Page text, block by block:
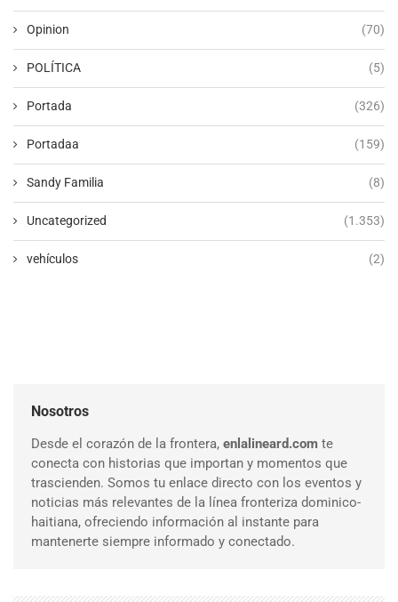
Opinion (70)
POLÍTICA (5)
Portada (326)
Portadaa (159)
Sandy Familia (8)
Uncategorized (1.353)
vehículos (2)
Nosotros
Desde el corazón de la frontera, enlalineard.com te
conecta con historias que importan y momentos que
trascienden. Somos tu enlace directo con los eventos y
noticias más relevantes de la línea fronteriza dominico-
haitiana, ofreciendo información al instante para
mantenerte siempre informado y conectado.